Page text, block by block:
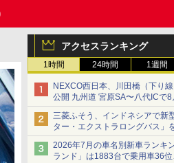
アクセスランキング
1時間 24時間 1週間
NEXCO西日本、川田橋（下り
公開 九州道 宮原SA〜八代ICで
車両を通行可能に
三菱ふそう、インドネシアで新
ター・エクストラロングバス」
ックベースの観光・旅客輸送向
2026年7月の車名別新車ランキ
ランド」は1883台で乗用車36